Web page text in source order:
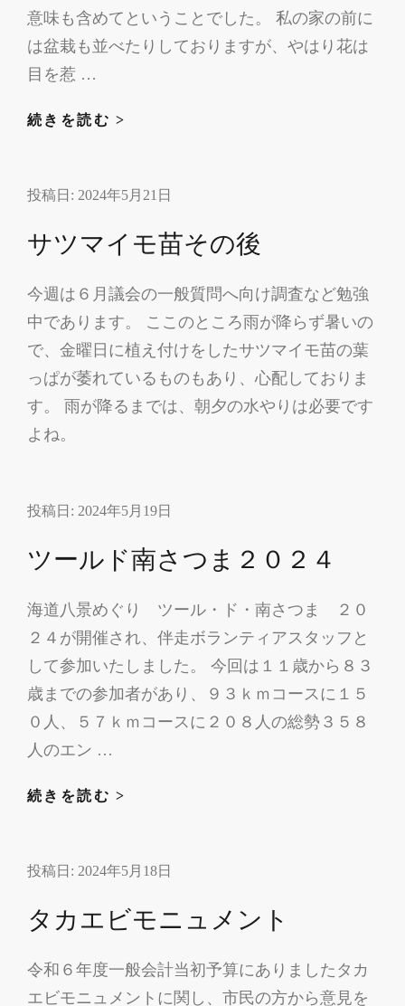
意味も含めてということでした。 私の家の前に
は盆栽も並べたりしておりますが、やはり花は
目を惹 …
続きを読む >
の
家
前
プ
ラ
ン
投稿日: 2024年5月21日
サツマイモ苗その後
今週は６月議会の一般質問へ向け調査など勉強
中であります。 ここのところ雨が降らず暑いの
で、金曜日に植え付けをしたサツマイモ苗の葉
っぱが萎れているものもあり、心配しておりま
す。 雨が降るまでは、朝夕の水やりは必要です
よね。
投稿日: 2024年5月19日
ツールド南さつま２０２４
海道八景めぐり ツール・ド・南さつま ２０
２４が開催され、伴走ボランティアスタッフと
して参加いたしました。 今回は１１歳から８３
歳までの参加者があり、９３ｋｍコースに１５
０人、５７ｋｍコースに２０８人の総勢３５８
人のエン …
続きを読む >
ド
さ
ま
２
投稿日: 2024年5月18日
タカエビモニュメント
令和６年度一般会計当初予算にありましたタカ
エビモニュメントに関し、市民の方から意見を